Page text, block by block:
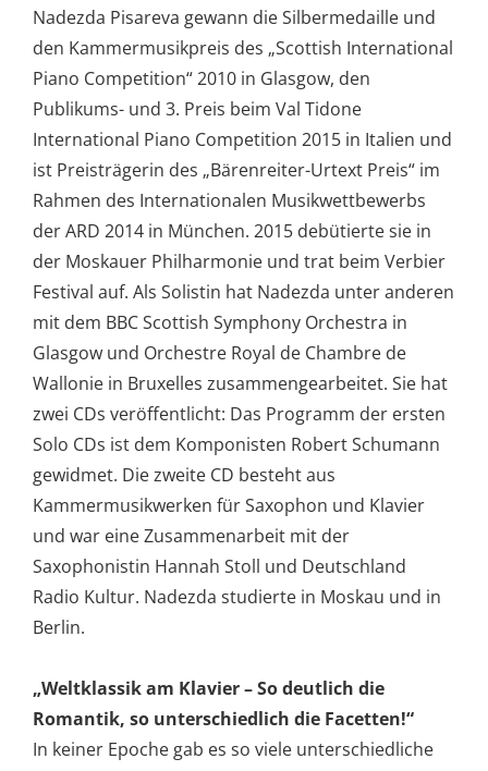
Nadezda Pisareva gewann die Silbermedaille und
den Kammermusikpreis des „Scottish International
Piano Competition“ 2010 in Glasgow, den
Publikums- und 3. Preis beim Val Tidone
International Piano Competition 2015 in Italien und
ist Preisträgerin des „Bärenreiter-Urtext Preis“ im
Rahmen des Internationalen Musikwettbewerbs
der ARD 2014 in München. 2015 debütierte sie in
der Moskauer Philharmonie und trat beim Verbier
Festival auf. Als Solistin hat Nadezda unter anderen
mit dem BBC Scottish Symphony Orchestra in
Glasgow und Orchestre Royal de Chambre de
Wallonie in Bruxelles zusammengearbeitet. Sie hat
zwei CDs veröffentlicht: Das Programm der ersten
Solo CDs ist dem Komponisten Robert Schumann
gewidmet. Die zweite CD besteht aus
Kammermusikwerken für Saxophon und Klavier
und war eine Zusammenarbeit mit der
Saxophonistin Hannah Stoll und Deutschland
Radio Kultur. Nadezda studierte in Moskau und in
Berlin.
„Weltklassik am Klavier – So deutlich die
Romantik, so unterschiedlich die Facetten!“
In keiner Epoche gab es so viele unterschiedliche